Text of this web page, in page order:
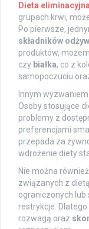
Dieta eliminacyjna
grupach krwi,
Po pierwsze,
składników
produktów,
czy białka, co z
samopoczuciu
Innym
Osoby stosujące
problemy z
preferencjami
przepada za
wdrożenie diety
Nie można
związanych z
ograniczonych
restrykcje.
rozwagą oraz